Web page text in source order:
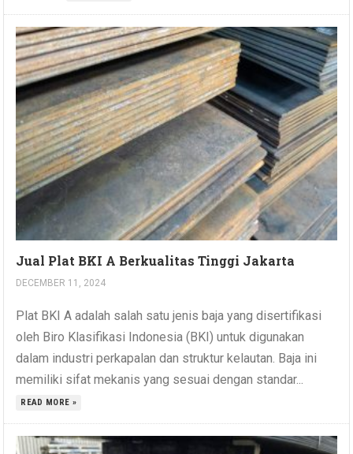
Jual Plat BKI A Berkualitas Tinggi Jakarta
DECEMBER 11, 2024
Plat BKI A adalah salah satu jenis baja yang disertifikasi
oleh Biro Klasifikasi Indonesia (BKI) untuk digunakan
dalam industri perkapalan dan struktur kelautan. Baja ini
memiliki sifat mekanis yang sesuai dengan standar...
READ MORE »